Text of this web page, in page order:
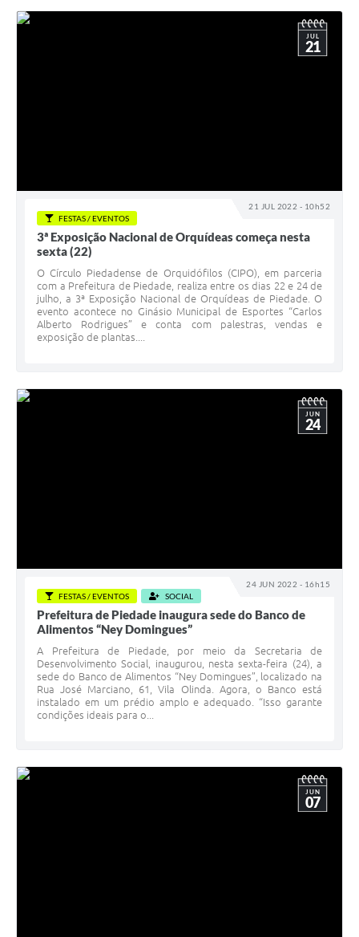
21 JUL 2022 - 10h52
JUL
21
FESTAS / EVENTOS
3ª Exposição Nacional de Orquídeas começa nesta
sexta (22)
O Círculo Piedadense de Orquidófilos (CIPO), em parceria
com a Prefeitura de Piedade, realiza entre os dias 22 e 24 de
julho, a 3ª Exposição Nacional de Orquídeas de Piedade. O
evento acontece no Ginásio Municipal de Esportes “Carlos
Alberto Rodrigues” e conta com palestras, vendas e
exposição de plantas....
24 JUN 2022 - 16h15
JUN
24
FESTAS / EVENTOS SOCIAL
Prefeitura de Piedade inaugura sede do Banco de
Alimentos “Ney Domingues”
A Prefeitura de Piedade, por meio da Secretaria de
Desenvolvimento Social, inaugurou, nesta sexta-feira (24), a
sede do Banco de Alimentos “Ney Domingues”, localizado na
Rua José Marciano, 61, Vila Olinda. Agora, o Banco está
instalado em um prédio amplo e adequado. “Isso garante
condições ideais para o...
JUN
07